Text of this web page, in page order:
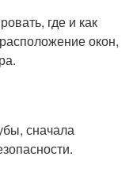
где и как
окон,
сначала